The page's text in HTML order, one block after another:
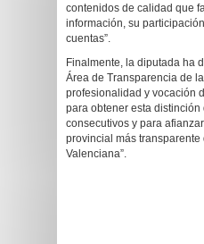
contenidos de calidad que
información, su
cuentas”.
Finalmente, la diputada ha
Área de Transparencia de
profesionalidad y vocación
para obtener esta
consecutivos y para
provincial más
Valenciana”.